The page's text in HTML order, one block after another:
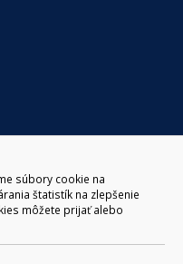
súbory cookie na
štatistík na zlepšenie
môžete prijať alebo